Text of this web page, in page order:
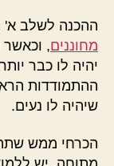
ההכנה לשלב א'
מחוננים, וכאשר
יהיה לו כבר
ההתמודדות
שיהיה לו נעים.
הכרחי ממש